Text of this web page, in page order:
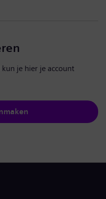
je hier je account